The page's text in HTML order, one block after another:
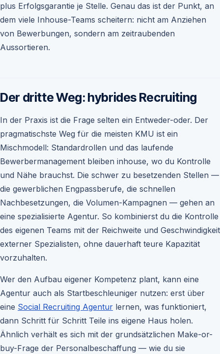
plus Erfolgsgarantie je Stelle. Genau das ist der Punkt, an
dem viele Inhouse-Teams scheitern: nicht am Anziehen
von Bewerbungen, sondern am zeitraubenden
Aussortieren.
Der dritte Weg: hybrides Recruiting
In der Praxis ist die Frage selten ein Entweder-oder. Der
pragmatischste Weg für die meisten KMU ist ein
Mischmodell: Standardrollen und das laufende
Bewerbermanagement bleiben inhouse, wo du Kontrolle
und Nähe brauchst. Die schwer zu besetzenden Stellen —
die gewerblichen Engpassberufe, die schnellen
Nachbesetzungen, die Volumen-Kampagnen — gehen an
eine spezialisierte Agentur. So kombinierst du die Kontrolle
des eigenen Teams mit der Reichweite und Geschwindigkeit
externer Spezialisten, ohne dauerhaft teure Kapazität
vorzuhalten.
Wer den Aufbau eigener Kompetenz plant, kann eine
Agentur auch als Startbeschleuniger nutzen: erst über
eine Social Recruiting Agentur lernen, was funktioniert,
dann Schritt für Schritt Teile ins eigene Haus holen.
Ähnlich verhält es sich mit der grundsätzlichen Make-or-
buy-Frage der Personalbeschaffung — wie du sie